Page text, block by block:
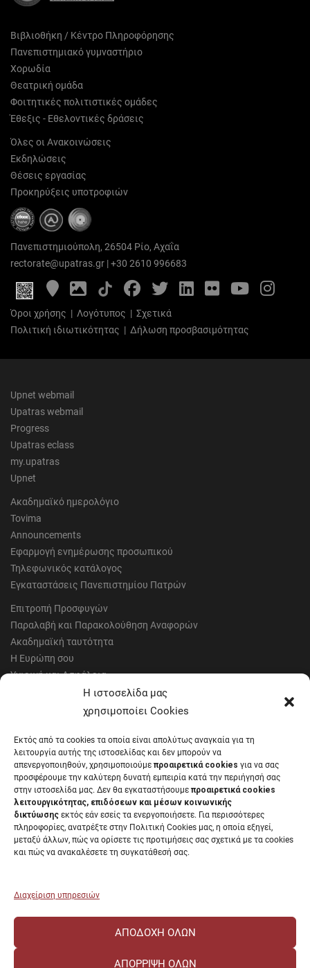
Η ιστοσελίδα μας
χρησιμοποίει Cookies
Εκτός από τα cookies τα οποία είναι απολύτως αναγκαία για τη
λειτουργία αυτής της ιστοσελίδας και δεν μπορούν να
απενεργοποιηθούν, χρησιμοποιούμε προαιρετικά cookies για να σας
προσφέρουμε την καλύτερη δυνατή εμπειρία κατά την περιήγησή σας
στην ιστοσελίδα μας. Δεν θα εγκαταστήσουμε προαιρετικά cookies
λειτουργικότητας, επιδόσεων και μέσων κοινωνικής
δικτύωσης εκτός εάν εσείς τα ενεργοποιήσετε. Για περισσότερες
πληροφορίες, ανατρέξτε στην Πολιτική Cookies μας, η οποία εξηγεί,
μεταξύ άλλων, πώς να ορίσετε τις προτιμήσεις σας σχετικά με τα cookies
και πώς να ανακαλέσετε τη συγκατάθεσή σας.
Διαχείριση υπηρεσιών
ΑΠΟΔΟΧΉ ΌΛΩΝ
ΑΠΌΡΡΙΨΗ ΌΛΩΝ
Βιβλιοθήκη / Κέντρο Πληροφόρησης
Πανεπιστημιακό γυμναστήριο
Χορωδία
Θεατρική ομάδα
Φοιτητικές πολιτιστικές ομάδες
Έθεξις - Εθελοντικές δράσεις
Όλες οι Ανακοινώσεις
Εκδηλώσεις
Θέσεις εργασίας
Προκηρύξεις υποτροφιών
Πανεπιστημιούπολη, 26504 Ρίο, Αχαΐα
rectorate@upatras.gr |+30 2610 996683
Google
Maps
Photo
Gallery
FacebookTwitterLinkedIn
FlickrYouTube
Όροι χρήσης | Λογότυπος | Σχετικά
Πολιτική ιδιωτικότητας | Δήλωση προσβασιμότητας
Upnet webmail
Upatras webmail
Progress
Upatras eclass
my.upatras
Upnet
Ακαδημαϊκό ημερολόγιο
Tovima
Announcements
Εφαρμογή ενημέρωσης προσωπικού
Τηλεφωνικός κατάλογος
Εγκαταστάσεις Πανεπιστημίου Πατρών
Επιτροπή Προσφυγών
Παραλαβή και Παρακολούθηση Αναφορών
Ακαδημαϊκή ταυτότητα
Η Ευρώπη σου
Υγιεινή και Ασφάλεια
Έντυπα Οικονομικής Υπηρεσίας
Έντυπα Διοικητικών Υπηρεσιών
Μητρώα αξιολογητών
Δημόσια Διαβούλευση
Συνεδριάσεις Συγκλήτου
Συνεδριάσεις Συμβουλίου Διοίκησης
EUNICoast European University